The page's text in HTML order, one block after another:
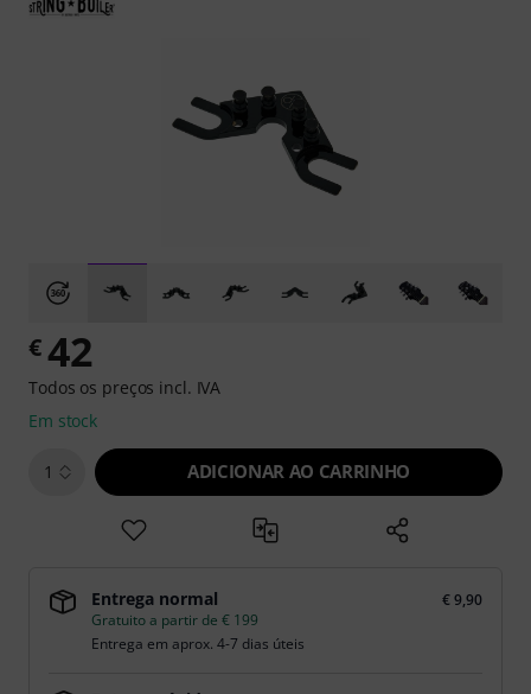
€42
Todos os preços incl. IVA
Em stock
1 ADICIONAR AO CARRINHO
Entrega normal
€ 9,90
Gratuito a partir de € 199
Entrega em aprox. 4-7 dias úteis